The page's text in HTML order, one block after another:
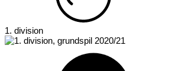
1. division